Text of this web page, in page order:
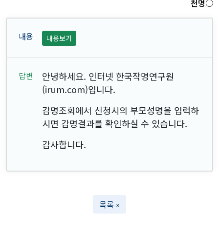
천명○
내용보기
안녕하세요. 인터넷 한국작명연구원
(irum.com)입니다.
감명조회에서 신청시의 부모성명을 입력하
시면 감명결과를 확인하실 수 있습니다.
감사합니다.
목록 »